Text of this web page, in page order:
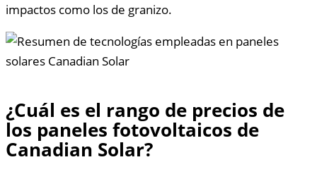
impactos como los de granizo.
¿Cuál es el rango de precios de
los paneles fotovoltaicos de
Canadian Solar?